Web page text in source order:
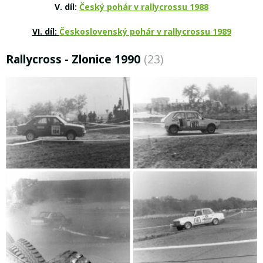
V. díl: Český pohár v rallycrossu 1988
VI. díl: Československý pohár v rallycrossu 1989
Rallycross - Zlonice 1990 (23)